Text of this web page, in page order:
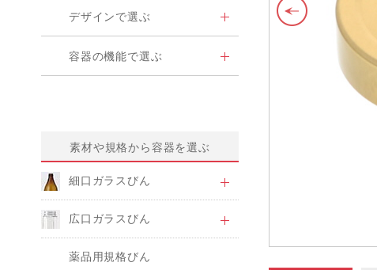
デザインで選ぶ
容器の機能で選ぶ
素材や規格から容器を選ぶ
細口ガラスびん
広口ガラスびん
薬品用規格びん